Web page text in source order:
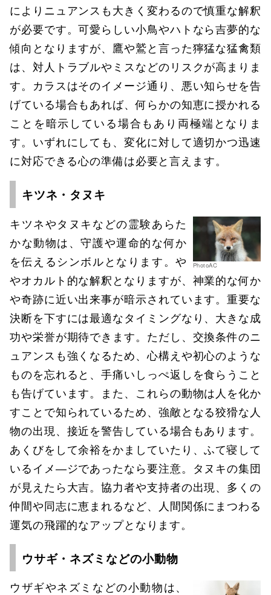
によりニュアンスも大きく変わるので慎重な解釈
が必要です。可愛らしい小鳥やハトなら吉夢的な
傾向となりますが、鷹や鷲と言った獰猛な猛禽類
は、対人トラブルやミスなどのリスクが高まりま
す。カラスはそのイメージ通り、悪い知らせを告
げている場合もあれば、何らかの知恵に授かれる
ことを暗示している場合もあり両極端となりま
す。いずれにしても、変化に対して適切かつ迅速
に対応できる心の準備は必要と言えます。
キツネ・タヌキ
PhotoAC
キツネやタヌキなどの霊験あらた
かな動物は、守護や運命的な何か
を伝えるシンボルとなります。や
やオカルト的な解釈となりますが、神業的な何か
や奇跡に近い出来事が暗示されています。重要な
決断を下すには最適なタイミングなり、大きな成
功や栄誉が期待できます。ただし、交換条件のニ
ュアンスも強くなるため、心構えや初心のような
ものを忘れると、手痛いしっぺ返しを食らうこと
も告げています。また、これらの動物は人を化か
すことで知られているため、強敵となる狡猾な人
物の出現、接近を警告している場合もあります。
あくびをして余裕をかましていたり、ふて寝して
いるイメ―ジであったなら要注意。タヌキの集団
が見えたら大吉。協力者や支持者の出現、多くの
仲間や同志に恵まれるなど、人間関係にまつわる
運気の飛躍的なアップとなります。
ウサギ・ネズミなどの小動物
ウザギやネズミなどの小動物は、